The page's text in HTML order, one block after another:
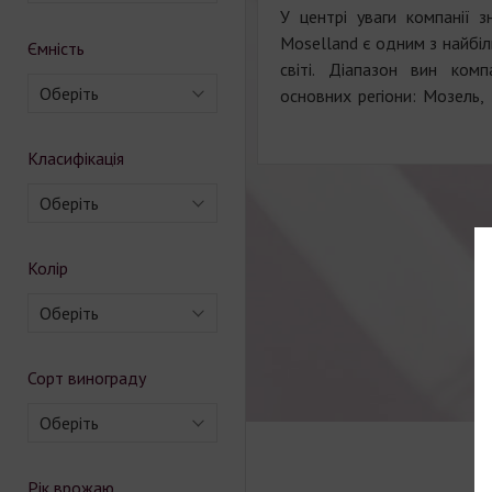
Ємність
Оберіть
Класифікація
Оберіть
Колір
Оберіть
Сорт винограду
Оберіть
Рік врожаю
У центрі уваги компанії
Moselland є одним з
світі. Діапазон вин
основних регіони: